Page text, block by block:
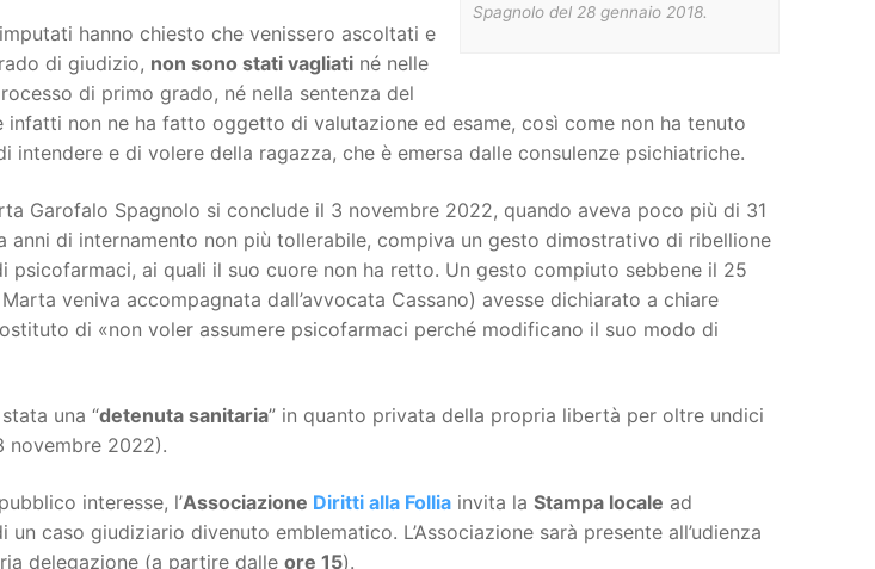
Spagnolo del 28 gennaio 2018.
hanno chiesto che venissero ascoltati e
di giudizio, non sono stati vagliati né nelle
di primo grado, né nella sentenza del
infatti non ne ha fatto oggetto di valutazione ed esame, così come non ha tenuto
intendere e di volere della ragazza, che è emersa dalle consulenze psichiatriche.
Garofalo Spagnolo si conclude il 3 novembre 2022, quando aveva poco più di 31
anni di internamento non più tollerabile, compiva un gesto dimostrativo di ribellione
psicofarmaci, ai quali il suo cuore non ha retto. Un gesto compiuto sebbene il 25
veniva accompagnata dall’avvocata Cassano) avesse dichiarato a chiare
di «non voler assumere psicofarmaci perché modificano il suo modo di
una “detenuta sanitaria” in quanto privata della propria libertà per oltre undici
novembre 2022).
interesse, l’Associazione Diritti alla Follia invita la Stampa locale ad
caso giudiziario divenuto emblematico. L’Associazione sarà presente all’udienza
delegazione (a partire dalle ore 15).